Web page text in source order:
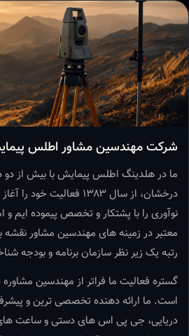
شرکت مهندسین مشاور اطلس
ما در هلدینگ اطلس پیمایش با بیش از دو
درخشان، از سال ۱۳۸۳
نوآوری را با پشتکار و تخصص پیموده ایم و
معتبر در زمینه های مهندسین مشاور
رتبه یک زیر نظر سازمان برنامه و بودجه
گستره فعالیت ما فراتر از مهندسین
است. ما ارائه دهنده تخصصی ترین و
دریایی، جی پی اس های دستی و ساعت